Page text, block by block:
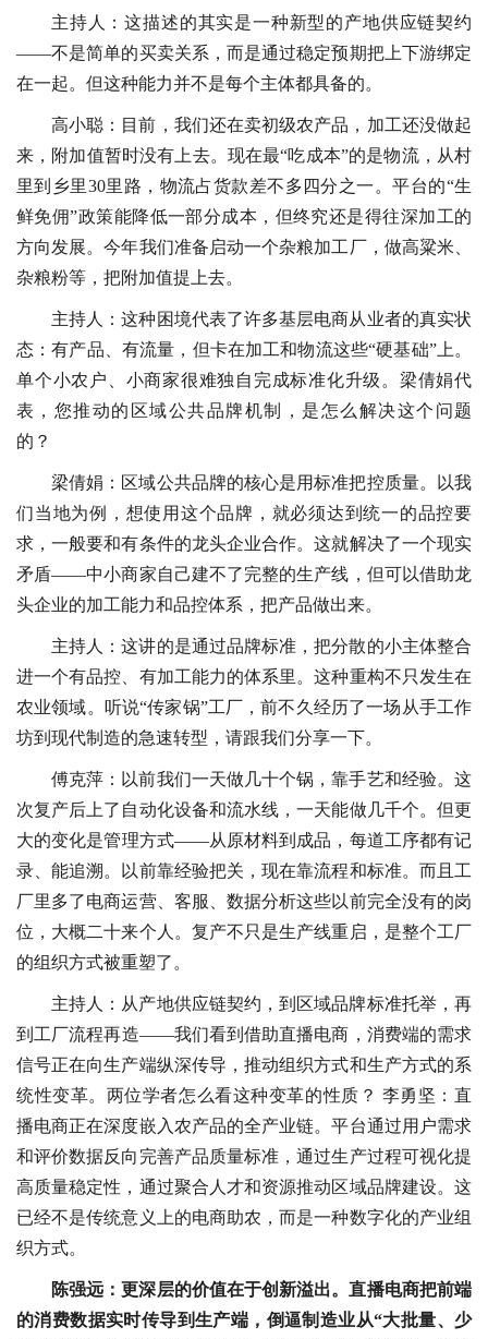
主持人：这描述的其实是一种新型的产地供应链契约
——不是简单的买卖关系，而是通过稳定预期把上下游绑定
在一起。但这种能力并不是每个主体都具备的。
高小聪：目前，我们还在卖初级农产品，加工还没做起
来，附加值暂时没有上去。现在最“吃成本”的是物流，从村
里到乡里30里路，物流占货款差不多四分之一。平台的“生
鲜免佣”政策能降低一部分成本，但终究还是得往深加工的
方向发展。今年我们准备启动一个杂粮加工厂，做高粱米、
杂粮粉等，把附加值提上去。
主持人：这种困境代表了许多基层电商从业者的真实状
态：有产品、有流量，但卡在加工和物流这些“硬基础”上。
单个小农户、小商家很难独自完成标准化升级。梁倩娟代
表，您推动的区域公共品牌机制，是怎么解决这个问题
的？
梁倩娟：区域公共品牌的核心是用标准把控质量。以我
们当地为例，想使用这个品牌，就必须达到统一的品控要
求，一般要和有条件的龙头企业合作。这就解决了一个现实
矛盾——中小商家自己建不了完整的生产线，但可以借助龙
头企业的加工能力和品控体系，把产品做出来。
主持人：这讲的是通过品牌标准，把分散的小主体整合
进一个有品控、有加工能力的体系里。这种重构不只发生在
农业领域。听说“传家锅”工厂，前不久经历了一场从手工作
坊到现代制造的急速转型，请跟我们分享一下。
傅克萍：以前我们一天做几十个锅，靠手艺和经验。这
次复产后上了自动化设备和流水线，一天能做几千个。但更
大的变化是管理方式——从原材料到成品，每道工序都有记
录、能追溯。以前靠经验把关，现在靠流程和标准。而且工
厂里多了电商运营、客服、数据分析这些以前完全没有的岗
位，大概二十来个人。复产不只是生产线重启，是整个工厂
的组织方式被重塑了。
主持人：从产地供应链契约，到区域品牌标准托举，再
到工厂流程再造——我们看到借助直播电商，消费端的需求
信号正在向生产端纵深传导，推动组织方式和生产方式的系
统性变革。两位学者怎么看这种变革的性质？ 李勇坚：直
播电商正在深度嵌入农产品的全产业链。平台通过用户需求
和评价数据反向完善产品质量标准，通过生产过程可视化提
高质量稳定性，通过聚合人才和资源推动区域品牌建设。这
已经不是传统意义上的电商助农，而是一种数字化的产业组
织方式。
陈强远：更深层的价值在于创新溢出。直播电商把前端
的消费数据实时传导到生产端，倒逼制造业从“大批量、少